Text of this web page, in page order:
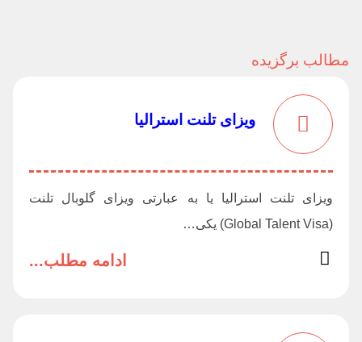
مطالب برگزیده
ویزای تلنت استرالیا
ویزای تلنت استرالیا یا به عبارتی ویزای گلوبال تلنت
(‌Global Talent Visa) یکی…
ادامه مطلب...